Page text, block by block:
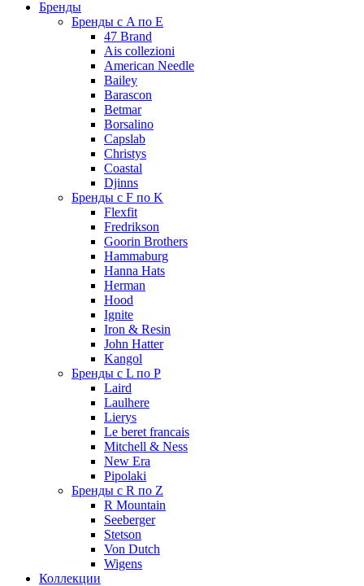
Бренды
Бренды с A по E
47 Brand
Ais collezioni
American Needle
Bailey
Barascon
Betmar
Borsalino
Capslab
Christys
Coastal
Djinns
Бренды с F по K
Flexfit
Fredrikson
Goorin Brothers
Hammaburg
Hanna Hats
Herman
Hood
Ignite
Iron & Resin
John Hatter
Kangol
Бренды с L по P
Laird
Laulhere
Lierys
Le beret francais
Mitchell & Ness
New Era
Pipolaki
Бренды с R по Z
R Mountain
Seeberger
Stetson
Von Dutch
Wigens
Коллекции